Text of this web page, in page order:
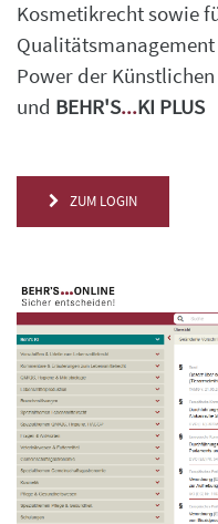
Kosmetikrecht sowie
Power der
und BEHR'S...KI PLUS
ZUM LOGIN